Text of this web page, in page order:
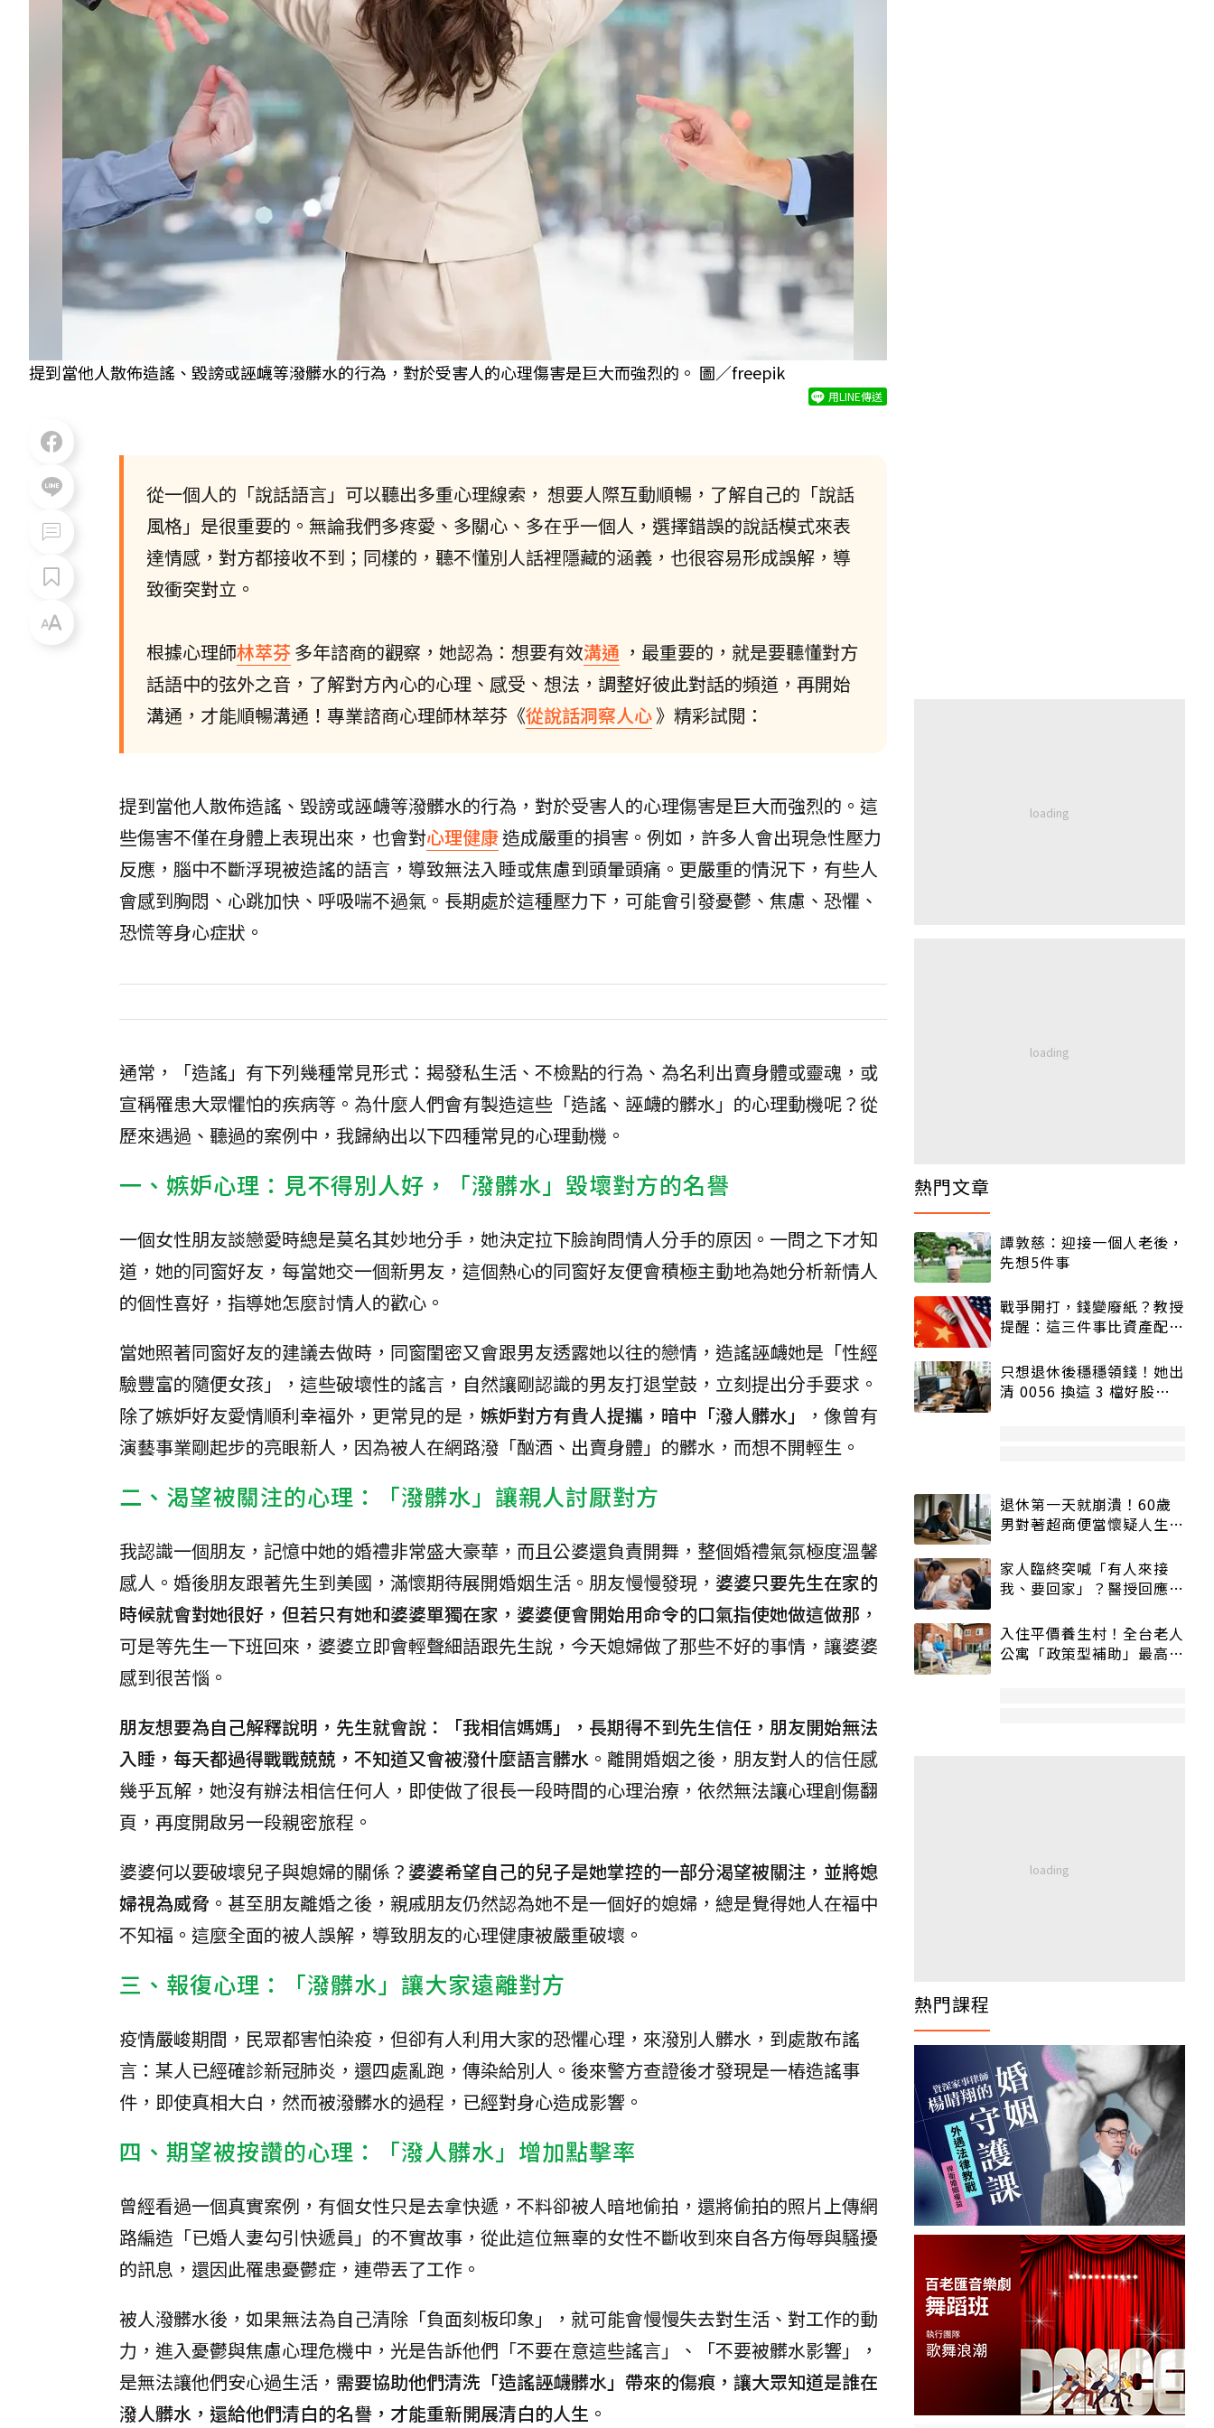
提到當他人散佈造謠、毀謗或誣衊等潑髒水的行為，對於受害人的心理傷害是巨大而強烈的。 圖／freepik
用LINE傳送
從一個人的「說話語言」可以聽出多重心理線索， 想要人際互動順暢，了解自己的「說話
風格」是很重要的。無論我們多疼愛、多關心、多在乎一個人，選擇錯誤的說話模式來表
達情感，對方都接收不到；同樣的，聽不懂別人話裡隱藏的涵義，也很容易形成誤解，導
致衝突對立。
根據心理師林萃芬多年諮商的觀察，她認為：想要有效溝通 ，最重要的，就是要聽懂對方
話語中的弦外之音，了解對方內心的心理、感受、想法，調整好彼此對話的頻道，再開始
溝通，才能順暢溝通！專業諮商心理師林萃芬《從說話洞察人心》精彩試閱：
提到當他人散佈造謠、毀謗或誣衊等潑髒水的行為，對於受害人的心理傷害是巨大而強烈的。這
些傷害不僅在身體上表現出來，也會對心理健康造成嚴重的損害。例如，許多人會出現急性壓力
反應，腦中不斷浮現被造謠的語言，導致無法入睡或焦慮到頭暈頭痛。更嚴重的情況下，有些人
會感到胸悶、心跳加快、呼吸喘不過氣。長期處於這種壓力下，可能會引發憂鬱、焦慮、恐懼、
恐慌等身心症狀。
通常，「造謠」有下列幾種常見形式：揭發私生活、不檢點的行為、為名利出賣身體或靈魂，或
宣稱罹患大眾懼怕的疾病等。為什麼人們會有製造這些「造謠、誣衊的髒水」的心理動機呢？從
歷來遇過、聽過的案例中，我歸納出以下四種常見的心理動機。
一、嫉妒心理：見不得別人好，「潑髒水」毀壞對方的名譽
一個女性朋友談戀愛時總是莫名其妙地分手，她決定拉下臉詢問情人分手的原因。一問之下才知
道，她的同窗好友，每當她交一個新男友，這個熱心的同窗好友便會積極主動地為她分析新情人
的個性喜好，指導她怎麼討情人的歡心。
當她照著同窗好友的建議去做時，同窗閨密又會跟男友透露她以往的戀情，造謠誣衊她是「性經
驗豐富的隨便女孩」，這些破壞性的謠言，自然讓剛認識的男友打退堂鼓，立刻提出分手要求。
除了嫉妒好友愛情順利幸福外，更常見的是， 嫉妒對方有貴人提攜，暗中「潑人髒水」
，像曾有
演藝事業剛起步的亮眼新人，因為被人在網路潑「酗酒、出賣身體」的髒水，而想不開輕生。
二、渴望被關注的心理：「潑髒水」讓親人討厭對方
我認識一個朋友，記憶中她的婚禮非常盛大豪華，而且公婆還負責開舞，整個婚禮氣氛極度溫馨
感人。婚後朋友跟著先生到美國，滿懷期待展開婚姻生活。朋友慢慢發現， 婆婆只要先生在家的
時候就會對她很好，但若只有她和婆婆單獨在家，婆婆便會開始用命令的口氣指使她做這做那 ，
可是等先生一下班回來，婆婆立即會輕聲細語跟先生說，今天媳婦做了那些不好的事情，讓婆婆
感到很苦惱。
朋友想要為自己解釋說明，先生就會說：「我相信媽媽」，長期得不到先生信任，朋友開始無法
入睡，每天都過得戰戰兢兢，不知道又會被潑什麼語言髒水 。離開婚姻之後，朋友對人的信任感
幾乎瓦解，她沒有辦法相信任何人，即使做了很長一段時間的心理治療，依然無法讓心理創傷翻
頁，再度開啟另一段親密旅程。
婆婆何以要破壞兒子與媳婦的關係？ 婆婆希望自己的兒子是她掌控的一部分渴望被關注，並將媳
婦視為威脅 。甚至朋友離婚之後，親戚朋友仍然認為她不是一個好的媳婦，總是覺得她人在福中
不知福。這麼全面的被人誤解，導致朋友的心理健康被嚴重破壞。
三、報復心理：「潑髒水」讓大家遠離對方
疫情嚴峻期間，民眾都害怕染疫，但卻有人利用大家的恐懼心理，來潑別人髒水，到處散布謠
言：某人已經確診新冠肺炎，還四處亂跑，傳染給別人。後來警方查證後才發現是一樁造謠事
件，即使真相大白，然而被潑髒水的過程，已經對身心造成影響。
四、期望被按讚的心理：「潑人髒水」增加點擊率
曾經看過一個真實案例，有個女性只是去拿快遞，不料卻被人暗地偷拍，還將偷拍的照片上傳網
路編造「已婚人妻勾引快遞員」的不實故事，從此這位無辜的女性不斷收到來自各方侮辱與騷擾
的訊息，還因此罹患憂鬱症，連帶丟了工作。
被人潑髒水後，如果無法為自己清除「負面刻板印象」，就可能會慢慢失去對生活、對工作的動
力，進入憂鬱與焦慮心理危機中，光是告訴他們「不要在意這些謠言」、「不要被髒水影響」，
是無法讓他們安心過生活， 需要協助他們清洗「造謠誣衊髒水」帶來的傷痕，讓大眾知道是誰在
潑人髒水，還給他們清白的名譽，才能重新開展清白的人生 。
熱門文章
譚敦慈：迎接一個人老後，
先想5件事
戰爭開打，錢變廢紙？教授
提醒：這三件事比資產配置
只想退休後穩穩領錢！她出
清 0056 換這 3 檔好股：
退休第一天就崩潰！60歲
男對著超商便當懷疑人生
家人臨終突喊「有人來接
我、要回家」？醫授回應方
入住平價養生村！全台老人
公寓「政策型補助」最高打
熱門課程